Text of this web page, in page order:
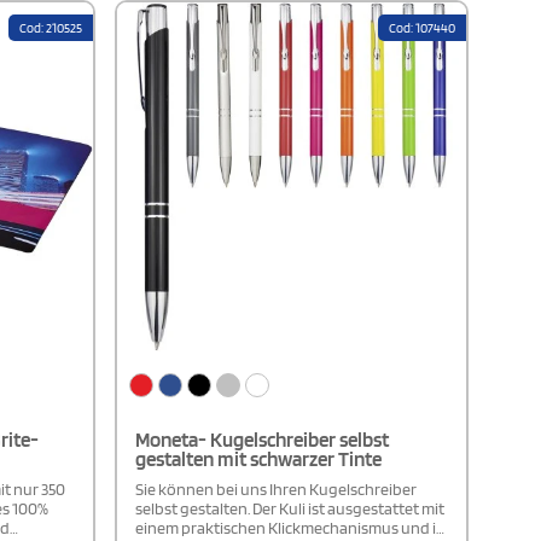
perfekt
klaren und gut lesbaren Markierungen auf
beiden Seiten ermöglichen exakte
Messungen in verschiedenen Einheiten,
perfekt für Schule, Büro oder handwerkliche
Arbeiten. Ein vielseitiges und
unverzichtbares Werkzeug für den
Alltag!Bitte beachten: Die Mindestabnahme
beträgt 250 Stück pro Farbe. Die
angegebenen Preise beziehen sich auf den
Kauf des Produkts in nur einer Farbvariante.
Cod: 210525
nur 350
100%
Cod: 107440
Moneta- Kugelschreiber selbst
gestalten mit schwarzer Tinte
Sie können bei uns Ihren Kugelschreiber
selbst gestalten. Der Kuli ist ausgestattet mit
einem praktischen Klickmechanismus und in